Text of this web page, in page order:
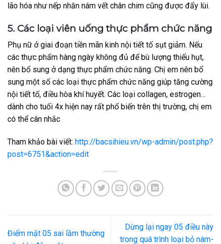
lão hóa như nếp nhăn nám vết chân chim cũng được đẩy lùi.
5. Các loại viên uống thực phẩm chức năng
Phụ nữ ở giai đoạn tiền mãn kinh nội tiết tố sụt giảm. Nếu
các thực phẩm hàng ngày không đủ để bù lượng thiếu hụt,
nên bổ sung ở dạng thực phẩm chức năng. Chị em nên bổ
sung một số các loại thực phẩm chức năng giúp tăng cường
nội tiết tố, điều hòa khí huyết. Các loại collagen, estrogen…
dành cho tuổi 4x hiện nay rất phổ biến trên thị trường, chị em
có thể cân nhắc
Tham khảo bài viết: http://bacsihieu.vn/wp-admin/post.php?
post=6751&action=edit
Điểm mặt 05 sai lầm thường
Dừng lại ngay 05 điều này
trong quá trình loại bỏ nám-